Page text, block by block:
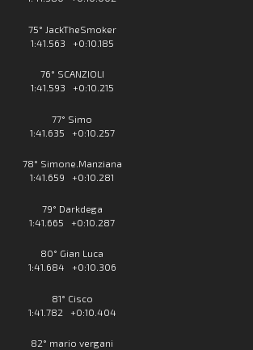
75° JackTheSmoker
1:41.563 +0:10.185
76° SCANZIOLI
1:41.593 +0:10.215
77° Simo
1:41.635 +0:10.257
78° Simone.Manziana
1:41.659 +0:10.281
79° Darkdega
1:41.665 +0:10.287
80° Gian Luca
1:41.684 +0:10.306
81° Cisco
1:41.782 +0:10.404
82° mario vergani